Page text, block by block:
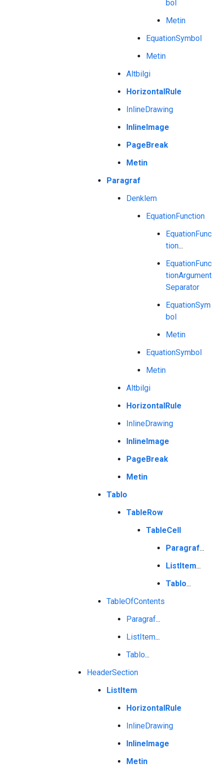
bol
Metin
EquationSymbol
Metin
Altbilgi
HorizontalRule
InlineDrawing
InlineImage
PageBreak
Metin
Paragraf
Denklem
EquationFunction
EquationFunc
tion...
EquationFunc
tionArgument
Separator
EquationSym
bol
Metin
EquationSymbol
Metin
Altbilgi
HorizontalRule
InlineDrawing
InlineImage
PageBreak
Metin
Tablo
TableRow
TableCell
Paragraf...
ListItem...
Tablo...
TableOfContents
Paragraf...
ListItem...
Tablo...
HeaderSection
ListItem
HorizontalRule
InlineDrawing
InlineImage
Metin